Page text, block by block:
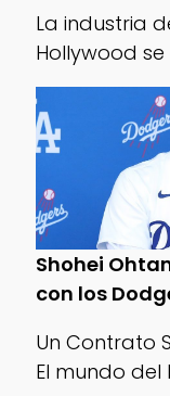
La industria
Hollywood
Shohei
con los
Un Contrato
El mundo del